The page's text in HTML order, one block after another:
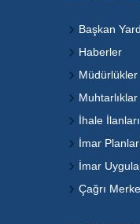
Başkan
Haberler
Müdürlükler
Muhtarlıklar
İhale İlanları
İmar
İmar
Çağrı